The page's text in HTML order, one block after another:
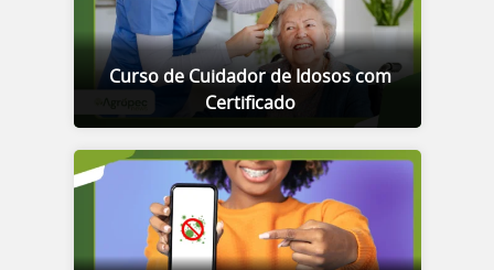
Curso de Cuidador de Idosos com
Certificado